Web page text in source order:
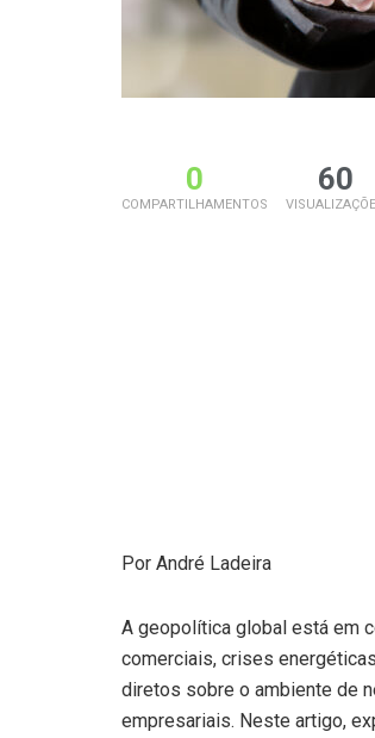
0
COMPARTILHAMENTOS
60
Por André Ladeira
A geopolítica global está em
comerciais, crises
diretos sobre o ambiente de
empresariais. Neste artigo,